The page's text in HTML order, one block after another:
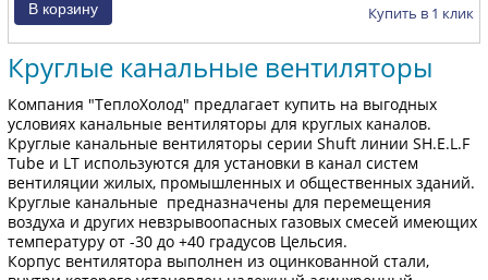
Частота вращения
Купить в 1 клик
Круглые канальные вентиляторы
Компания "ТеплоХолод" предлагает купить на выгодных
условиях канальные вентиляторы для круглых каналов.
Круглые канальные вентиляторы серии Shuft линии SH.E.L.F
Tube и LT используются для установки в канал систем
вентиляции жилых, промышленных и общественных зданий.
Круглые канальные предназначены для перемещения
воздуха и других невзрывоопасных газовых смесей имеющих
температуру от -30 до +40 градусов Цельсия.
Корпус вентилятора выполнен из оцинкованной стали,